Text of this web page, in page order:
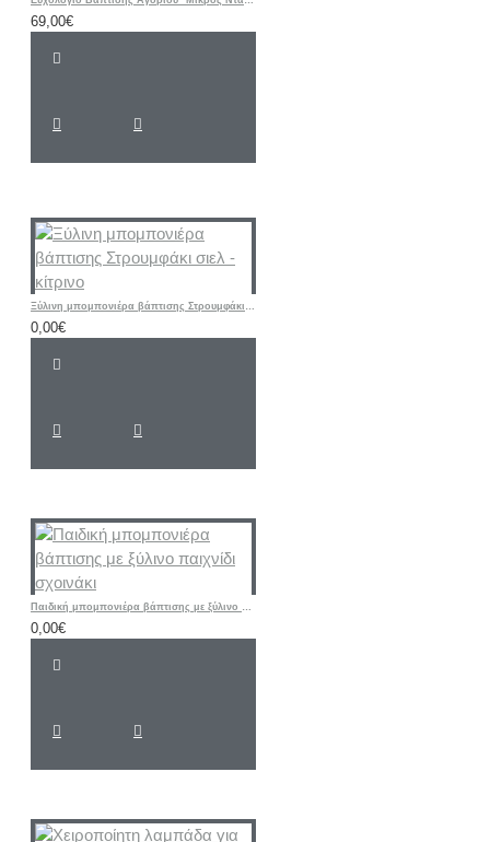
69,00€
Ξύλινη μπομπονιέρα βάπτισης Στρουμφάκι σιελ - κίτρινο
0,00€
Παιδική μπομπονιέρα βάπτισης με ξύλινο παιχνίδι σχοινάκι
0,00€